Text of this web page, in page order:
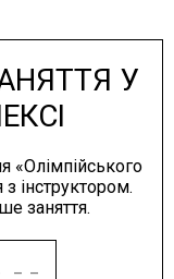
У
«Олімпійського
інструктором.
заняття.